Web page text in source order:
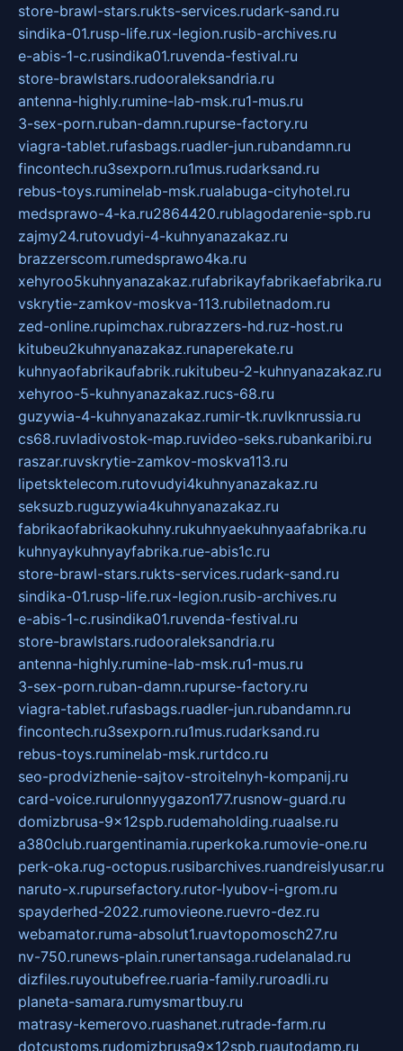
store-brawl-stars.rukts-services.rudark-sand.ru
sindika-01.rusp-life.rux-legion.rusib-archives.ru
e-abis-1-c.rusindika01.ruvenda-festival.ru
store-brawlstars.rudooraleksandria.ru
antenna-highly.rumine-lab-msk.ru1-mus.ru
3-sex-porn.ruban-damn.rupurse-factory.ru
viagra-tablet.rufasbags.ruadler-jun.rubandamn.ru
fincontech.ru3sexporn.ru1mus.rudarksand.ru
rebus-toys.ruminelab-msk.rualabuga-cityhotel.ru
medsprawo-4-ka.ru2864420.rublagodarenie-spb.ru
zajmy24.rutovudyi-4-kuhnyanazakaz.ru
brazzerscom.rumedsprawo4ka.ru
xehyroo5kuhnyanazakaz.rufabrikayfabrikaefabrika.ru
vskrytie-zamkov-moskva-113.rubiletnadom.ru
zed-online.rupimchax.rubrazzers-hd.ruz-host.ru
kitubeu2kuhnyanazakaz.runaperekate.ru
kuhnyaofabrikaufabrik.rukitubeu-2-kuhnyanazakaz.ru
xehyroo-5-kuhnyanazakaz.rucs-68.ru
guzywia-4-kuhnyanazakaz.rumir-tk.ruvlknrussia.ru
cs68.ruvladivostok-map.ruvideo-seks.rubankaribi.ru
raszar.ruvskrytie-zamkov-moskva113.ru
lipetsktelecom.rutovudyi4kuhnyanazakaz.ru
seksuzb.ruguzywia4kuhnyanazakaz.ru
fabrikaofabrikaokuhny.rukuhnyaekuhnyaafabrika.ru
kuhnyaykuhnyayfabrika.rue-abis1c.ru
store-brawl-stars.rukts-services.rudark-sand.ru
sindika-01.rusp-life.rux-legion.rusib-archives.ru
e-abis-1-c.rusindika01.ruvenda-festival.ru
store-brawlstars.rudooraleksandria.ru
antenna-highly.rumine-lab-msk.ru1-mus.ru
3-sex-porn.ruban-damn.rupurse-factory.ru
viagra-tablet.rufasbags.ruadler-jun.rubandamn.ru
fincontech.ru3sexporn.ru1mus.rudarksand.ru
rebus-toys.ruminelab-msk.rurtdco.ru
seo-prodvizhenie-sajtov-stroitelnyh-kompanij.ru
card-voice.rurulonnyygazon177.rusnow-guard.ru
domizbrusa-9x12spb.rudemaholding.ruaalse.ru
a380club.ruargentinamia.ruperkoka.rumovie-one.ru
perk-oka.rug-octopus.rusibarchives.ruandreislyusar.ru
naruto-x.rupursefactory.rutor-lyubov-i-grom.ru
spayderhed-2022.rumovieone.ruevro-dez.ru
webamator.ruma-absolut1.ruavtopomosch27.ru
nv-750.runews-plain.runertansaga.rudelanalad.ru
dizfiles.ruyoutubefree.ruaria-family.ruroadli.ru
planeta-samara.rumysmartbuy.ru
matrasy-kemerovo.ruashanet.rutrade-farm.ru
dotcustoms.rudomizbrusa9x12spb.ruautodamp.ru